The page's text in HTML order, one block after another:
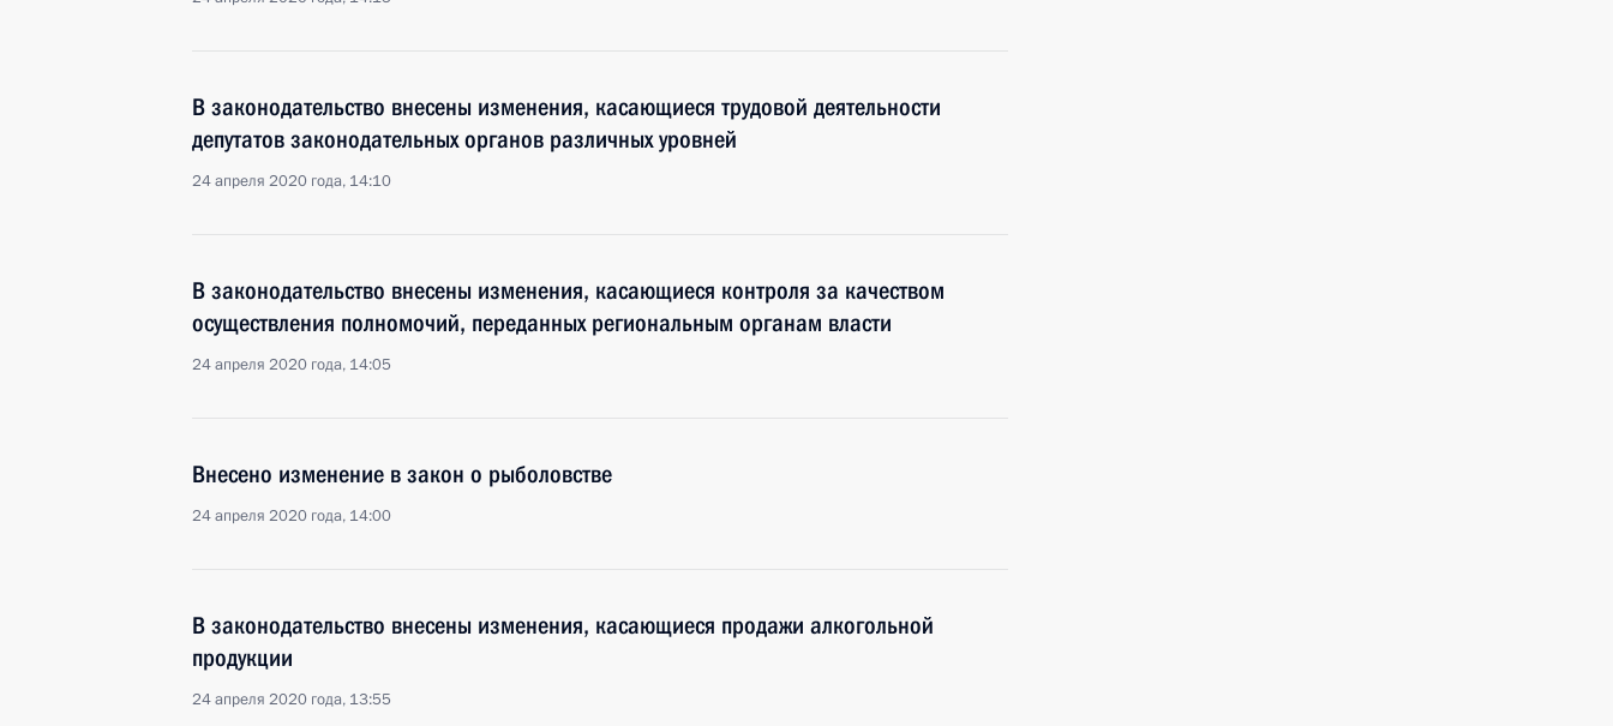
В законодательство внесены изменения, касающиеся трудовой деятельности
депутатов законодательных органов различных уровней
24 апреля 2020 года, 14:10
В законодательство внесены изменения, касающиеся контроля за качеством
осуществления полномочий, переданных региональным органам власти
24 апреля 2020 года, 14:05
Внесено изменение в закон о рыболовстве
24 апреля 2020 года, 14:00
В законодательство внесены изменения, касающиеся продажи алкогольной
продукции
24 апреля 2020 года, 13:55